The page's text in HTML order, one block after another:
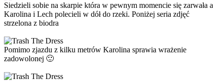
Siedzieli sobie na skarpie która w pewnym momencie się zarwała a
Karolina i Lech polecieli w dół do rzeki. Poniżej seria zdjęć
strzelona z biodra
Pomimo zjazdu z kilku metrów Karolina sprawia wrażenie
zadowolonej 🙂